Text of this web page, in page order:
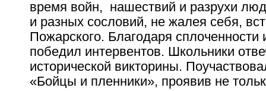
время войн, нашествий и разрухи
и разных сословий, не жалея себя,
Пожарского. Благодаря сплоченности
победил интервентов. Школьники
исторической викторины.
«Бойцы и пленники», проявив не